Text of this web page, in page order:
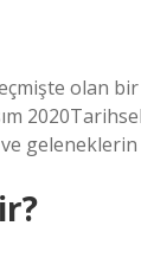
olan